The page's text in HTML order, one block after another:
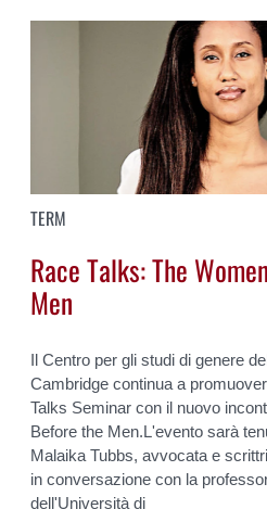
TERM
Race Talks: The
Men
Il Centro per gli studi di genere
Cambridge continua a
Talks Seminar con il nuovo
Before the Men.L'evento sarà
Malaika Tubbs, avvocata e
in conversazione con la
dell'Università di